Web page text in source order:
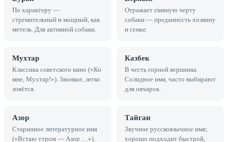
По характеру —
стремительный и мощный, как
метель. Для активной собаки.
Отражает главную черту
собаки — преданность хозяину
и семье.
Мухтар
Классика советского кино («Ко
мне, Мухтар!»). Звонкое, легко
зовётся.
Казбек
В честь горной вершины.
Солидное имя, часто выбирают
для овчарок.
Азор
Старинное литературное имя
(«Встаю утром — Азор …»).
Тайган
Звучное русскоязычное имя;
хорошо подходит быстрой,